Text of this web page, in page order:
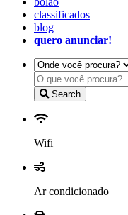
classificados
blog
quero anunciar!
Search
Wifi
Ar condicionado